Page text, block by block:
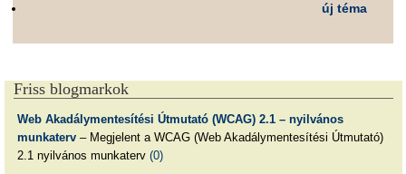
új téma
Friss blogmarkok
Web Akadálymentesítési Útmutató (WCAG) 2.1 – nyilvános
munkaterv– Megjelent a WCAG (Web Akadálymentesítési Útmutató)
2.1 nyilvános munkaterv (0)